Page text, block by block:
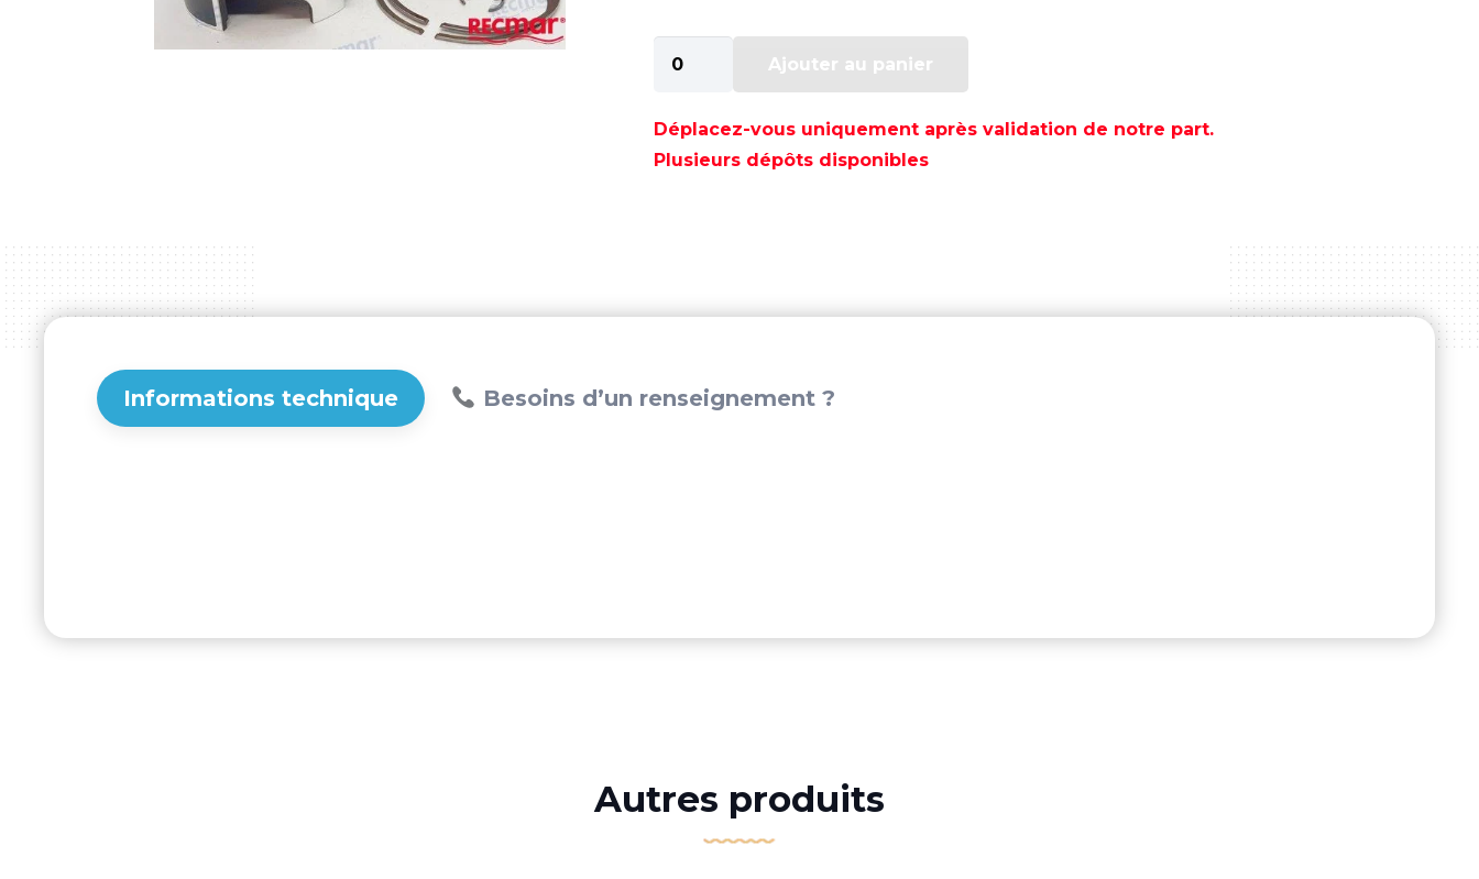
de
PISTON
A
Ajouter au panier
Déplacez-vous uniquement après validation de notre part.
Plusieurs dépôts disponibles
Informations technique Besoins d’un renseignement ?
Autres produits